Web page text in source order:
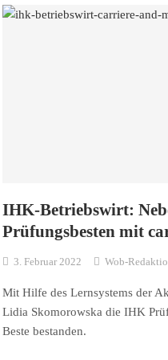
IHK-Betriebswirt:
Prüfungsbesten mit
3. Februar 2022 Wob-
Mit Hilfe des Lernsystems der
Lidia Skomorowska die IHK
Beste bestanden.